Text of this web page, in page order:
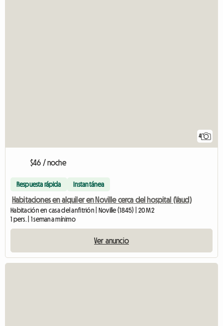
4
$46 / noche
Respuesta rápida Instantánea
Habitaciones en alquiler en Noville cerca del hospital (Vaud)
Habitación en casa del anfitrión | Noville (1845) | 20 M2
1 pers. | 1 semana mínimo
Ver anuncio